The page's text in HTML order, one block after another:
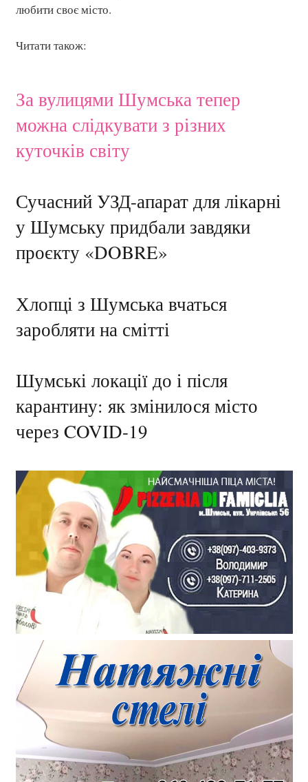
любити своє місто.
Читати також:
За вулицями Шумська тепер
можна слідкувати з різних
куточків світу
Сучасний УЗД-апарат для лікарні
у Шумську придбали завдяки
проєкту «DOBRE»
Хлопці з Шумська вчаться
заробляти на смітті
Шумські локації до і після
карантину: як змінилося місто
через COVID-19